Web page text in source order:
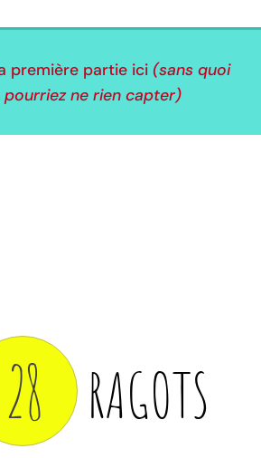
première partie ici (sans quoi
pourriez ne rien capter)
28 RAGOTS